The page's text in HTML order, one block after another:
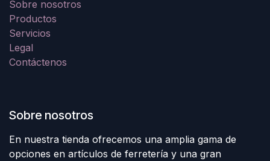
Sobre nosotros
Productos
Servicios
Legal
Contáctenos
Sobre nosotros
En nuestra tienda ofrecemos una amplia gama de
opciones en artículos de ferretería y una gran